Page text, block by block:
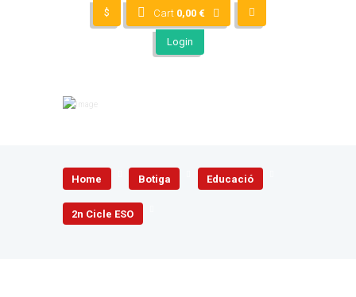
$ Cart 0,00 €
Login
Home Botiga Educació
2n Cicle ESO